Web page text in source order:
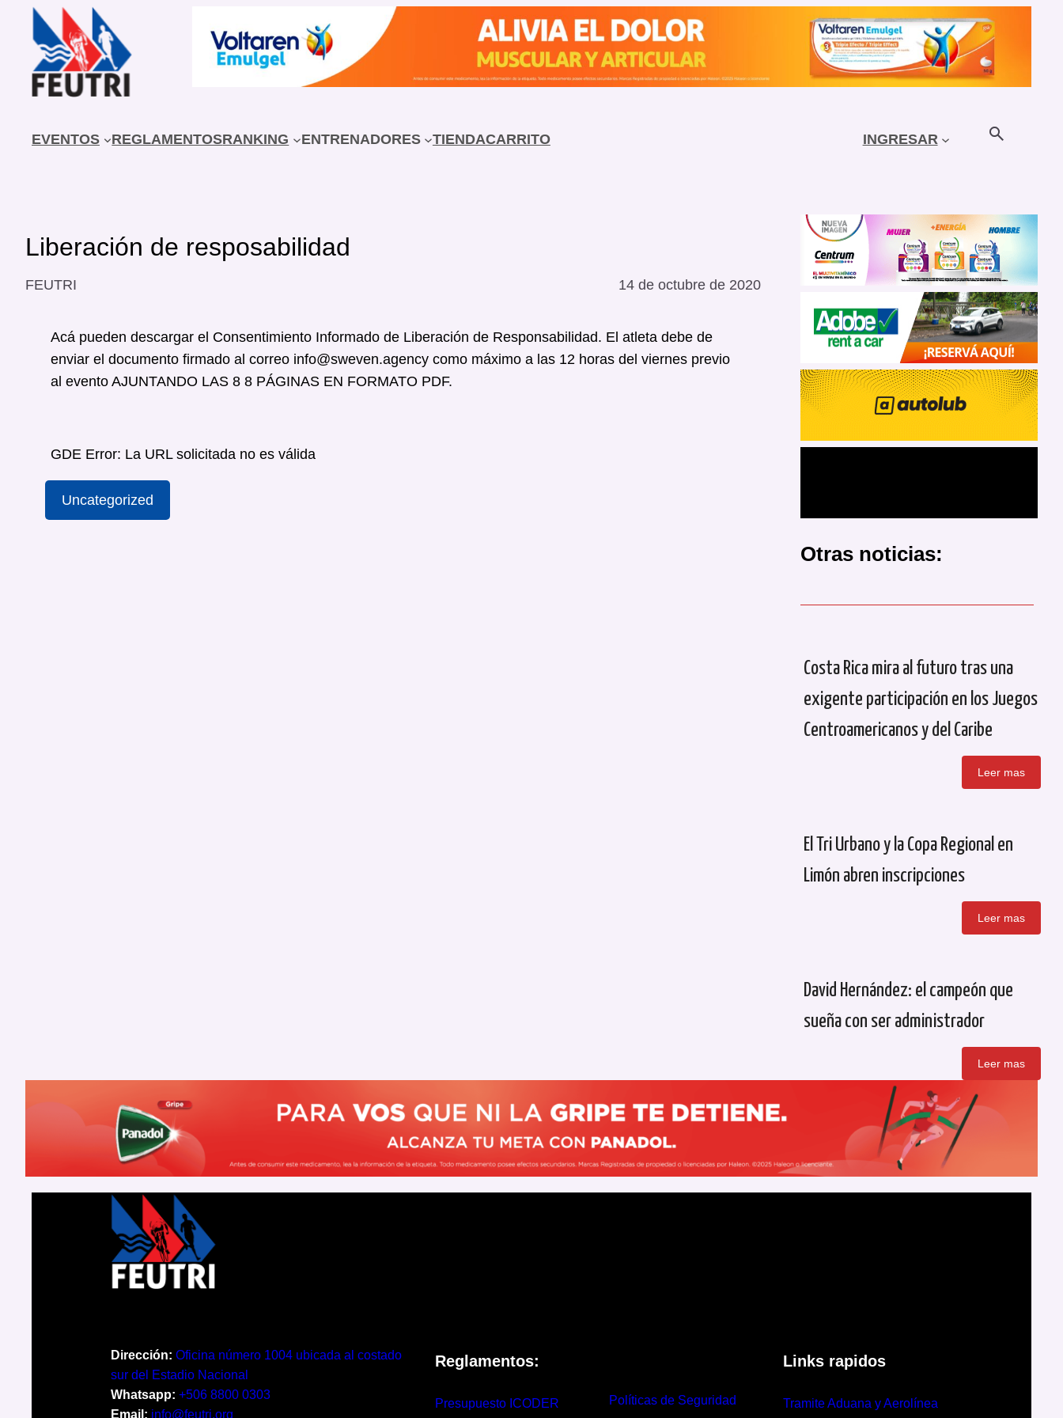
Saltar
contenido
EVENTOS REGLAMENTOSRANKING ENTRENADORES TIENDACARRITO INGRESAR
Liberación de resposabilidad
FEUTRI 14 de octubre de 2020
Acá pueden descargar el Consentimiento Informado de Liberación de Responsabilidad. El atleta debe de
enviar el documento firmado al correo info@sweven.agency como máximo a las 12 horas del viernes previo
al evento AJUNTANDO LAS 8 8 PÁGINAS EN FORMATO PDF.
GDE Error: La URL solicitada no es válida
Uncategorized
Otras noticias:
Costa Rica mira al futuro tras una
exigente participación en los Juegos
Centroamericanos y del Caribe
Leer mas
El Tri Urbano y la Copa Regional en
Limón abren inscripciones
Leer mas
David Hernández: el campeón que
sueña con ser administrador
Leer mas
Dirección: Oficina número 1004 ubicada al costado
sur del Estadio Nacional
Whatsapp: +506 8800 0303
Email: info@feutri.org
Reglamentos:
Presupuesto ICODER Políticas de Seguridad
Links rapidos
Tramite Aduana y Aerolínea